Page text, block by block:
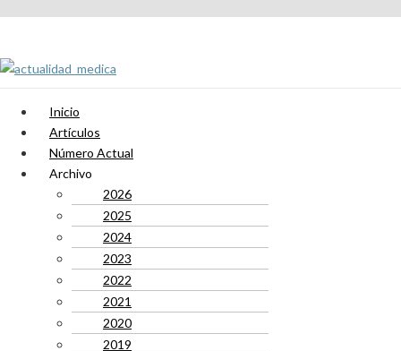
Inicio
Artículos
Número Actual
Archivo
2026
2025
2024
2023
2022
2021
2020
2019